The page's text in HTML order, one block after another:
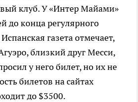
клуб. У «Интер Майами»
до конца регулярного
газета отмечает,
близкий друг Месси,
у него билет, но их не
билетов на сайтах
до $3500.